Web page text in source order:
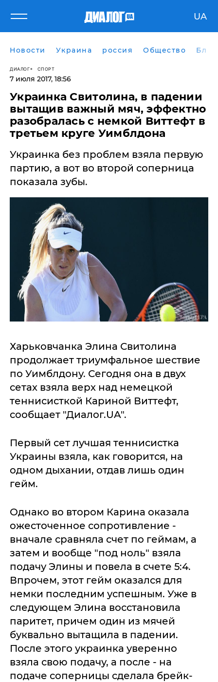
UA
Новости Украина россия Общество
ДИАЛОГ СПОРТ
7 июля 2017, 18:56
Украинка Свитолина, в падении
вытащив важный мяч, эффектно
разобралась с немкой Виттефт в
третьем круге Уимблдона
Украинка без проблем взяла первую
партию, а вот во второй соперница
показала зубы.
Харьковчанка Элина Свитолина
продолжает триумфальное шествие
по Уимблдону. Сегодня она в двух
сетах взяла верх над немецкой
теннисисткой Кариной Виттефт,
сообщает "Диалог.UA".
Первый сет лучшая теннисистка
Украины взяла, как говорится, на
одном дыхании, отдав лишь один
гейм.
Однако во втором Карина оказала
ожесточенное сопротивление -
вначале сравняла счет по геймам, а
затем и вообще "под ноль" взяла
подачу Элины и повела в счете 5:4.
Впрочем, этот гейм оказался для
немки последним успешным. Уже в
следующем Элина восстановила
паритет, причем один из мячей
буквально вытащила в падении.
После этого украинка уверенно
взяла свою подачу, а после - на
подаче соперницы сделала брейк-